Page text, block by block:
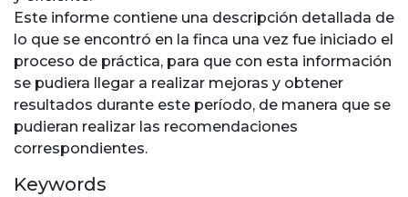
Este informe contiene una descripción detallada de
lo que se encontró en la finca una vez fue iniciado el
proceso de práctica, para que con esta información
se pudiera llegar a realizar mejoras y obtener
resultados durante este período, de manera que se
pudieran realizar las recomendaciones
correspondientes.
Keywords